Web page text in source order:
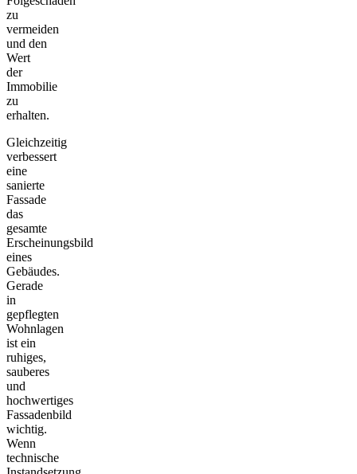
zu
vermeiden
und den
Wert
der
Immobilie
zu
erhalten.
Gleichzeitig
verbessert
eine
sanierte
Fassade
das
gesamte
Erscheinungsbild
eines
Gebäudes.
Gerade
in
gepflegten
Wohnlagen
ist ein
ruhiges,
sauberes
und
hochwertiges
Fassadenbild
wichtig.
Wenn
technische